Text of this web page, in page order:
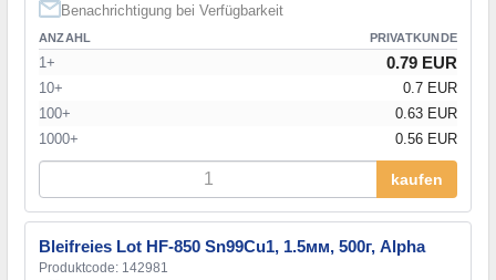
Benachrichtigung bei Verfügbarkeit
ANZAHL PRIVATKUNDE
1+ 0.79 EUR
10+
0.7 EUR
100+
0.63 EUR
1000+
0.56 EUR
kaufen
Bleifreies Lot HF-850 Sn99Cu1, 1.5мм, 500г, Alpha
Produktcode: 142981